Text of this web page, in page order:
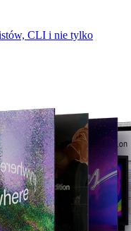
CLI i nie tylko